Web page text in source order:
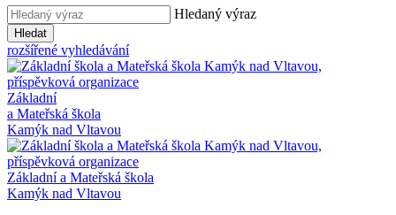
Hledaný výraz
Hledat
rozšířené vyhledávání
Základní
a Mateřská škola
Kamýk nad Vltavou
Základní a Mateřská škola
Kamýk nad Vltavou